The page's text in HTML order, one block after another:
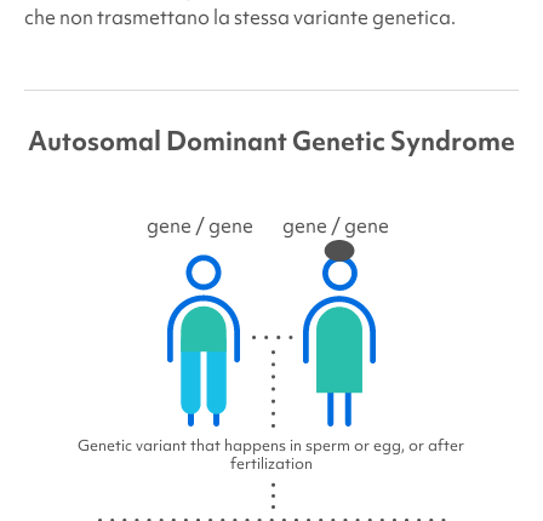
che non trasmettano la stessa variante genetica.
Autosomal Dominant Genetic Syndrome
gene / gene gene / gene
Genetic variant that happens in sperm or egg, or after
fertilization